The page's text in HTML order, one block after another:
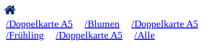
/Doppelkarte A5 /Blumen
/Doppelkarte A5
/Frühling
/Doppelkarte A5 /Alle